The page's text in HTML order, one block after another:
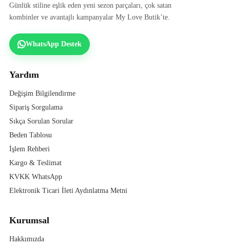
Günlük stiline eşlik eden yeni sezon parçaları, çok satan
kombinler ve avantajlı kampanyalar My Love Butik’te.
WhatsApp Destek
Yardım
Değişim Bilgilendirme
Sipariş Sorgulama
Sıkça Sorulan Sorular
Beden Tablosu
İşlem Rehberi
Kargo & Teslimat
KVKK WhatsApp
Elektronik Ticari İleti Aydınlatma Metni
Kurumsal
Hakkımızda